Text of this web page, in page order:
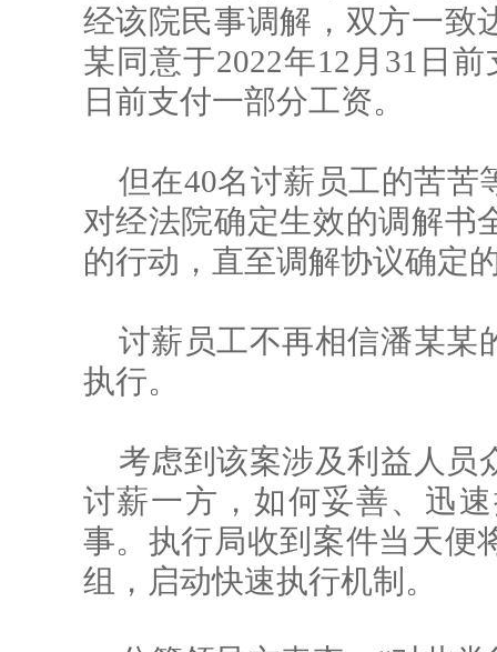
经该院民事调解，双方一致
某同意于2022年12月31日
日前支付一部分工资。
但在40名讨薪员工的苦苦
对经法院确定生效的调解书
的行动，直至调解协议确定
讨薪员工不再相信潘某某
执行。
考虑到该案涉及利益人员
讨薪一方，如何妥善、迅
事。执行局收到案件当天便
组，启动快速执行机制。